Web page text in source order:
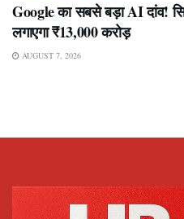
Google का सबसे बड़ा AI दांव!
लगाएगा ₹13,000 करोड़
AUGUST 7, 2026